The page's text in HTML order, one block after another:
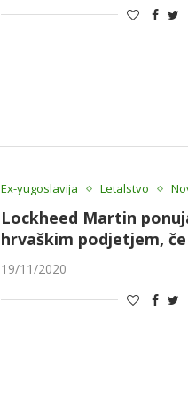
Ex-yugoslavija Letalstvo
Lockheed Martin
hrvaškim podjetjem,
19/11/2020